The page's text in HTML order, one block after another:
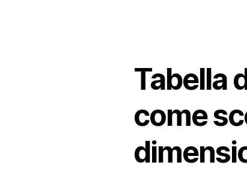
Tabella
come